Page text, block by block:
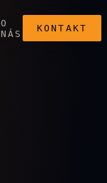
O
NÁS
KONTAKT